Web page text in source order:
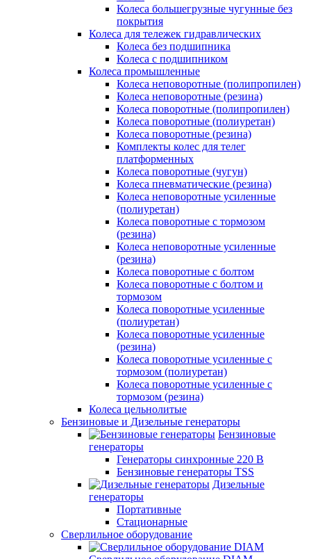
Колеса большегрузные чугунные без
покрытия
Колеса для тележек гидравлических
Колеса без подшипника
Колеса с подшипником
Колеса промышленные
Колеса неповоротные (полипропилен)
Колеса неповоротные (резина)
Колеса поворотные (полипропилен)
Колеса поворотные (полиуретан)
Колеса поворотные (резина)
Комплекты колес для телег
платформенных
Колеса поворотные (чугун)
Колеса пневматические (резина)
Колеса неповоротные усиленные
(полиуретан)
Колеса поворотные c тормозом
(резина)
Колеса неповоротные усиленные
(резина)
Колеса поворотные с болтом
Колеса поворотные с болтом и
тормозом
Колеса поворотные усиленные
(полиуретан)
Колеса поворотные усиленные
(резина)
Колеса поворотные усиленные с
тормозом (полиуретан)
Колеса поворотные усиленные с
тормозом (резина)
Колеса цельнолитые
Бензиновые и Дизельные генераторы
Бензиновые
генераторы
Генераторы синхронные 220 В
Бензиновые генераторы TSS
Дизельные
генераторы
Портативные
Стационарные
Сверлильное оборудование